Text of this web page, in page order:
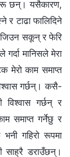
छन्। यसैकारण,
र टाढा फालिदिने
जिउन सकून् र फेरि
मानिसले मेरा
मेरो काम समाप्त
गर्छन्। कसै-
गर्छन् र
समाप्त गर्नेछु र
गहिरो रूपमा
साह्रै डराउँछन्।